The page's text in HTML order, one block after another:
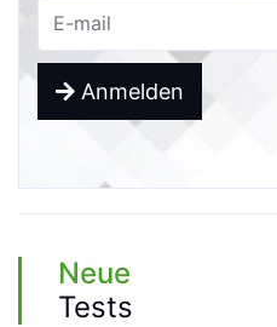
Anmelden
Neue
Tests